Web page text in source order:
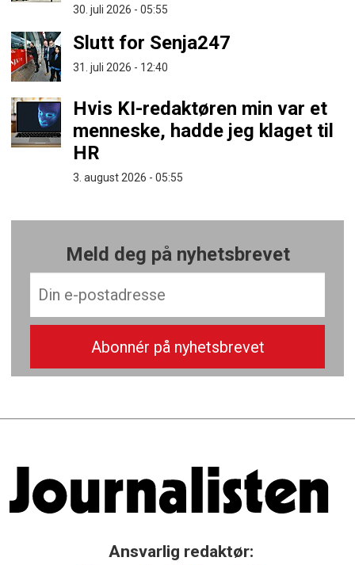
30. juli 2026 - 05:55
Slutt for Senja247
31. juli 2026 - 12:40
Hvis KI-redaktøren min var et
menneske, hadde jeg klaget til
HR
3. august 2026 - 05:55
Meld deg på nyhetsbrevet
Ansvarlig redaktør: